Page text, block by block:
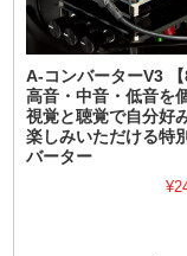
A-コンバーターV3
高音・中音・低音を
視覚と聴覚で自分好
楽しみいただける特
バーター